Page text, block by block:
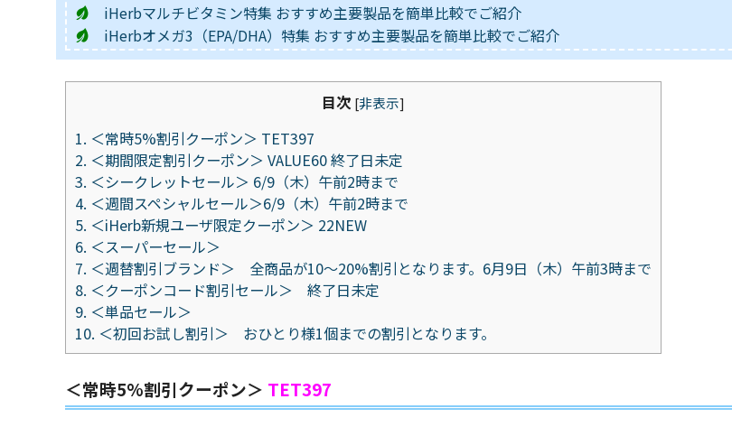
iHerbマルチビタミン特集 おすすめ主要製品を簡単比較でご紹介
iHerbオメガ3（EPA/DHA）特集 おすすめ主要製品を簡単比較でご紹介
目次 [非表示]
1. ＜常時5%割引クーポン＞ TET397
2. ＜期間限定割引クーポン＞ VALUE60 終了日未定
3. ＜シークレットセール＞ 6/9（木）午前2時まで
4. ＜週間スペシャルセール＞6/9（木）午前2時まで
5. ＜iHerb新規ユーザ限定クーポン＞ 22NEW
6. ＜スーパーセール＞
7. ＜週替割引ブランド＞ 全商品が10～20%割引となります。6月9日（木）午前3時まで
8. ＜クーポンコード割引セール＞ 終了日未定
9. ＜単品セール＞
10. ＜初回お試し割引＞ おひとり様1個までの割引となります。
＜常時5%割引クーポン＞ TET397